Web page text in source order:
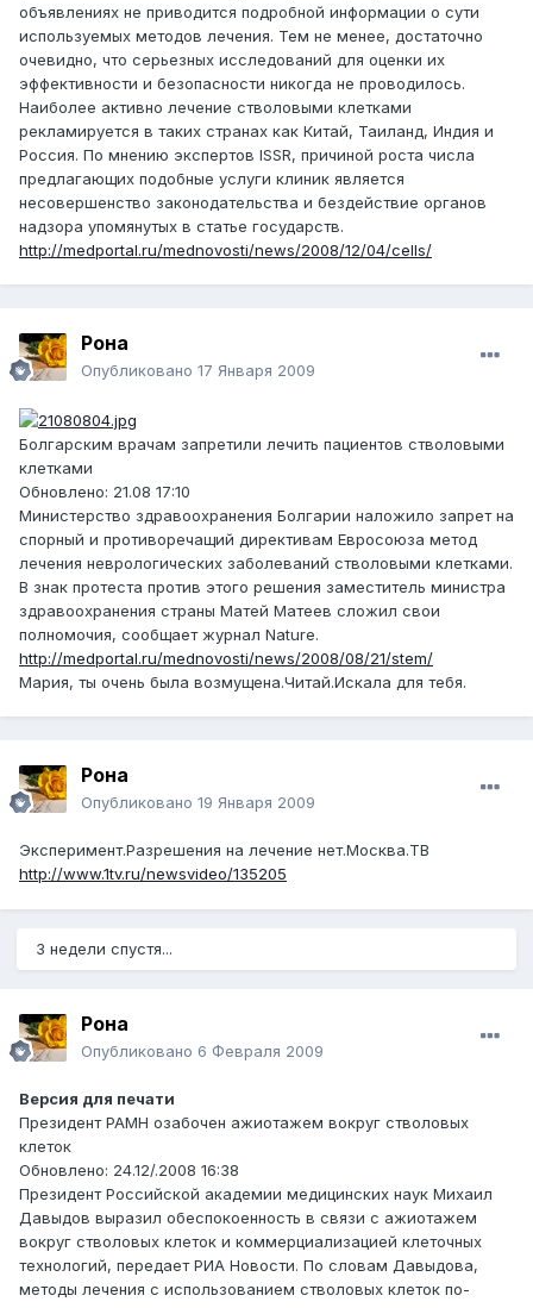
объявлениях не приводится подробной информации о сути
используемых методов лечения. Тем не менее, достаточно
очевидно, что серьезных исследований для оценки их
эффективности и безопасности никогда не проводилось.
Наиболее активно лечение стволовыми клетками
рекламируется в таких странах как Китай, Таиланд, Индия и
Россия. По мнению экспертов ISSR, причиной роста числа
предлагающих подобные услуги клиник является
несовершенство законодательства и бездействие органов
надзора упомянутых в статье государств.
http://medportal.ru/mednovosti/news/2008/12/04/cells/
Рона
Опубликовано 17 Января 2009
Болгарским врачам запретили лечить пациентов стволовыми
клетками
Обновлено: 21.08 17:10
Министерство здравоохранения Болгарии наложило запрет на
спорный и противоречащий директивам Евросоюза метод
лечения неврологических заболеваний стволовыми клетками.
В знак протеста против этого решения заместитель министра
здравоохранения страны Матей Матеев сложил свои
полномочия, сообщает журнал Nature.
http://medportal.ru/mednovosti/news/2008/08/21/stem/
Мария, ты очень была возмущена.Читай.Искала для тебя.
Рона
Опубликовано 19 Января 2009
Эксперимент.Разрешения на лечение нет.Москва.ТВ
http://www.1tv.ru/newsvideo/135205
3 недели спустя...
Рона
Опубликовано 6 Февраля 2009
Версия для печати
Президент РАМН озабочен ажиотажем вокруг стволовых
клеток
Обновлено: 24.12/.2008 16:38
Президент Российской академии медицинских наук Михаил
Давыдов выразил обеспокоенность в связи с ажиотажем
вокруг стволовых клеток и коммерциализацией клеточных
технологий, передает РИА Новости. По словам Давыдова,
методы лечения с использованием стволовых клеток по-